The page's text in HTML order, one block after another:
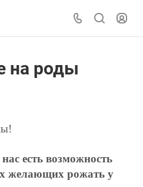
на роды
есть возможность
желающих рожать у